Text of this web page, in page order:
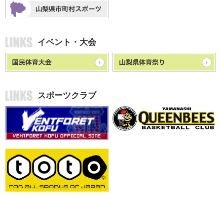
イベント・大会
スポーツクラブ